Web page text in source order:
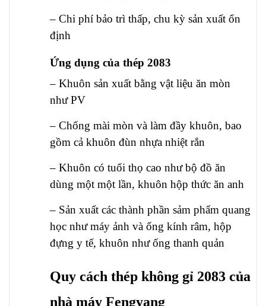
– Chi phí bảo trì thấp, chu kỳ sản xuất ổn
định
Ứng dụng của thép 2083
– Khuôn sản xuất bằng vật liệu ăn mòn
như PV
– Chống mài mòn và làm đầy khuôn, bao
gồm cả khuôn đùn nhựa nhiệt rắn
– Khuôn có tuổi thọ cao như bộ đồ ăn
dùng một một lần, khuôn hộp thức ăn anh
– Sản xuất các thành phần sảm phẩm quang
học như máy ảnh và ống kính râm, hộp
đựng y tế, khuôn như ống thanh quản
Quy cách thép không gỉ 2083 của
nhà máy Fengyang